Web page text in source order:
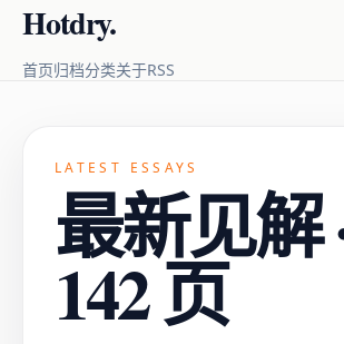
Hotdry.
首页归档分类关于RSS
LATEST ESSAYS
最新见解
142 页